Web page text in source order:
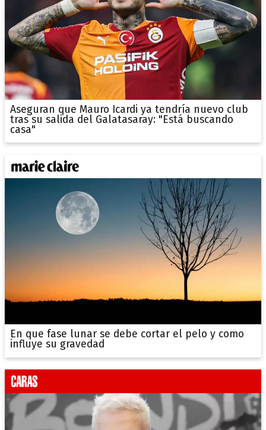
Aseguran que Mauro Icardi ya tendría nuevo club
tras su salida del Galatasaray: "Está buscando
casa"
En que fase lunar se debe cortar el pelo y como
influye su gravedad